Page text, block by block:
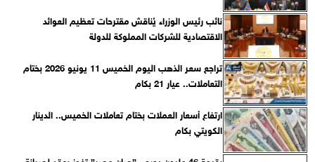
نائب رئيس الوزراء يُناقش مقترحات تعظيم العوائد
الاقتصادية للشركات المملوكة للدولة
تراجع سعر الذهب اليوم الخميس 11 يونيو 2026 بختام
التعاملات.. عيار 21 بكام
ارتفاع أسعار العملات بختام تعاملات الخميس.. الدينار
الكويتي بكام